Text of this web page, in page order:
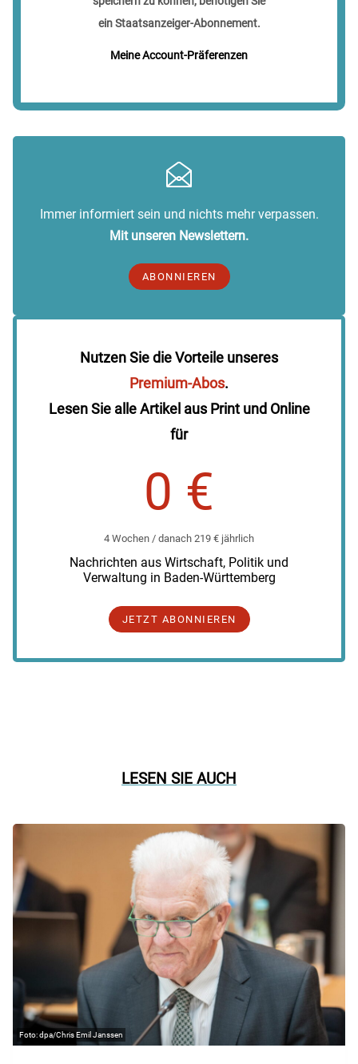
ein Staatsanzeiger-Abonnement.
Meine Account-Präferenzen
Immer informiert sein und nichts mehr verpassen.
Mit unseren Newslettern.
ABONNIEREN
Nutzen Sie die Vorteile unseres
Premium-Abos.
Lesen Sie alle Artikel aus Print und Online
für
0 €
4 Wochen / danach 219 € jährlich
Nachrichten aus Wirtschaft, Politik und
Verwaltung in Baden-Württemberg
JETZT ABONNIEREN
LESEN SIE AUCH
dpa/Chris Emil Janssen